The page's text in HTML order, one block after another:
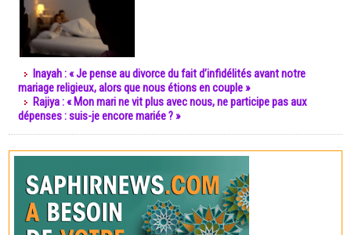
Inayah : « Je pense au divorce du fait d’infidélités avant notre
mariage religieux, alors que nous étions en couple »
Rajiya : « Mon mari ne vit plus avec nous, ne participe pas aux
dépenses : suis-je encore mariée ? »